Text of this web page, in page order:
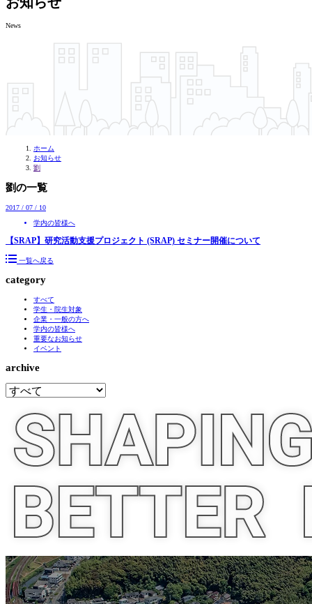
News
ホーム
お知らせ
劉
劉の一覧
2017 / 07 / 10
学内の皆様へ
【SRAP】研究活動支援プロジェクト (SRAP) セミナー開催について
一覧へ戻る
category
すべて
学生・院生対象
企業・一般の方へ
学内の皆様へ
重要なお知らせ
イベント
archive